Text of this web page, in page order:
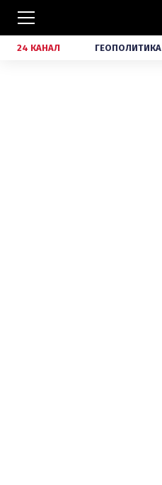
24 КАНАЛ ГЕОПОЛИТИКА